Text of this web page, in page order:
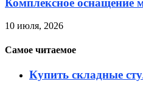
10 июля, 2026
Самое читаемое
Купить складные